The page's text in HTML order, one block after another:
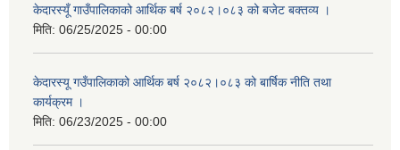
केदारस्यूँ गाउँपालिकाको आर्थिक बर्ष २०८२।०८३ को बजेट बक्तव्य ।
मिति: 06/25/2025 - 00:00
केदारस्यू गउँपालिकाको आर्थिक बर्ष २०८२।०८३ को बार्षिक नीति तथा
कार्यक्रम ।
मिति: 06/23/2025 - 00:00